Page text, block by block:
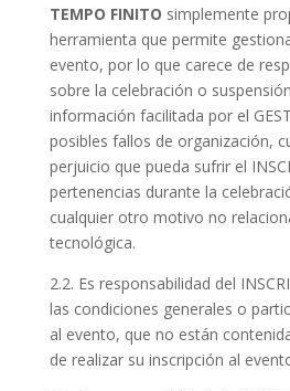
TEMPO FINITO simplemente
herramienta que permite
evento, por lo que carece de
sobre la celebración o
información facilitada por el
posibles fallos de organización,
perjuicio que pueda sufrir el
pertenencias durante la
cualquier otro motivo no
tecnológica.
2.2. Es responsabilidad del
las condiciones generales o
al evento, que no están
de realizar su inscripción al